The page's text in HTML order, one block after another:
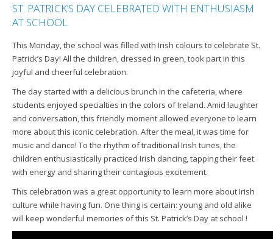
ST. PATRICK’S DAY CELEBRATED WITH ENTHUSIASM
AT SCHOOL
This Monday, the school was filled with Irish colours to celebrate St.
Patrick’s Day! All the children, dressed in green, took part in this
joyful and cheerful celebration.
The day started with a delicious brunch in the cafeteria, where
students enjoyed specialties in the colors of Ireland. Amid laughter
and conversation, this friendly moment allowed everyone to learn
more about this iconic celebration. After the meal, it was time for
music and dance! To the rhythm of traditional Irish tunes, the
children enthusiastically practiced Irish dancing, tapping their feet
with energy and sharing their contagious excitement.
This celebration was a great opportunity to learn more about Irish
culture while having fun. One thing is certain: young and old alike
will keep wonderful memories of this St. Patrick’s Day at school !